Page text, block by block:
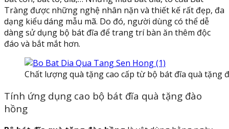
Tràng được những nghệ nhân nặn và thiết kế rất đẹp, đa
dạng kiểu dáng mẫu mã. Do đó, người dùng có thể dễ
dàng sử dụng bộ bát đĩa để trang trí bàn ăn thêm độc
đáo và bắt mắt hơn.
Chất lượng quà tặng cao cấp từ bộ bát đĩa quà tặng
Tính ứng dụng cao bộ bát đĩa quà tặng đào
hồng